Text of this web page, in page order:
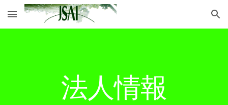
Skip to main content Skip to navigation
法人情報